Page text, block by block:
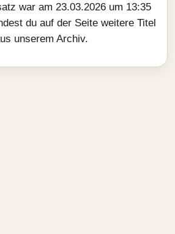
war am 23.03.2026 um 13:35
du auf der Seite weitere Titel
unserem Archiv.